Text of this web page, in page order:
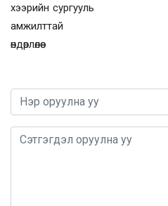
хээрийн сургууль
амжилттай
өндөрлөлөө